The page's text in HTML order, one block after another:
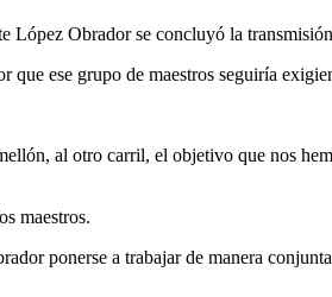
López Obrador se concluyó la
que ese grupo de maestros seguiría
al otro carril, el objetivo que nos
maestros.
ponerse a trabajar de manera